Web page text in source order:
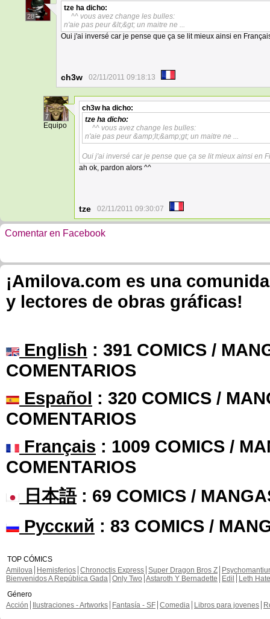
28
tze ha dicho:
^^ vous avez change les bulles:
n'aie pas peur &lt;&gt; un maitre ne ...
Oui j'ai inversé car je pense que ça se lit mieux ainsi en
ch3w 02/11/2011 09:18:13
7
Equipo
ch3wha dicho:
tze ha dicho:
^^ vous avez change les bulles:
n'aie pas peur &amp;lt;&amp;gt; un maitre ne ...
Oui j'ai inversé car je pense que ça se lit mieux ainsi en
ah ok, pardon alors ^^
tze 02/11/2011 09:30:07
Comentar en Facebook
¡Amilova.com es una
y lectores de obras gráficas!
English : 391 COMICS /
COMENTARIOS
Español : 320 COMICS /
COMENTARIOS
Français : 1009 COMICS /
COMENTARIOS
日本語: 69 COMICS /
Русский : 83 COMICS /
TOP CÓMICS
Amilova
Hemisferios Chronoctis Express Super Dragon Bros Z
Bienvenidos A República Gada Only Two Astaroth Y Bernadette Edil
Leth Hate
Género
Acción
Ilustraciones - Artworks Fantasía - SF Comedia Libros para jovenes